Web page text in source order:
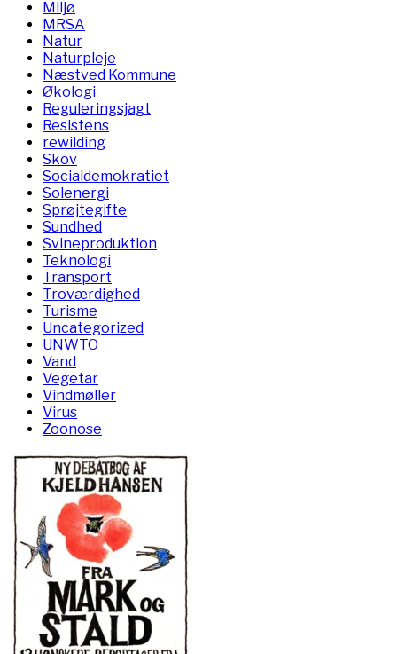
Miljø
MRSA
Natur
Naturpleje
Næstved Kommune
Økologi
Reguleringsjagt
Resistens
rewilding
Skov
Socialdemokratiet
Solenergi
Sprøjtegifte
Sundhed
Svineproduktion
Teknologi
Transport
Troværdighed
Turisme
Uncategorized
UNWTO
Vand
Vegetar
Vindmøller
Virus
Zoonose